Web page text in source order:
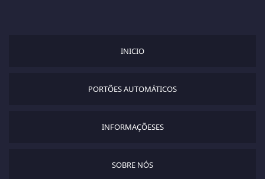
INICIO
PORTÕES AUTOMÁTICOS
INFORMAÇÕESES
SOBRE NÓS